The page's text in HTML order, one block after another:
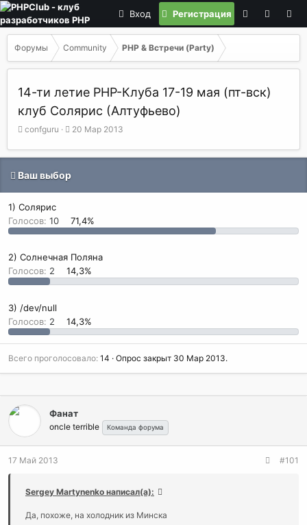
Вход Регистрация
Форумы Community PHP & Встречи (Party)
14-ти летие PHP-Клуба 17-19 мая (пт-вск)
клуб Солярис (Алтуфьево)
А
т
р
т
е
ы
confguru
Д
т
а
а
л
20 Мар 2013
Ваш выбор
1) Солярис
Голосов: 10 71,4%
2) Солнечная Поляна
Голосов: 2 14,3%
3) /dev/null
Голосов: 2 14,3%
Всего проголосовало 14 Опрос закрыт 30 Мар 2013.
Фанат
oncle terrible Команда форума
17 Май 2013 #101
Sergey Martynenko написал(а):
Да, похоже, на холодник из Минска